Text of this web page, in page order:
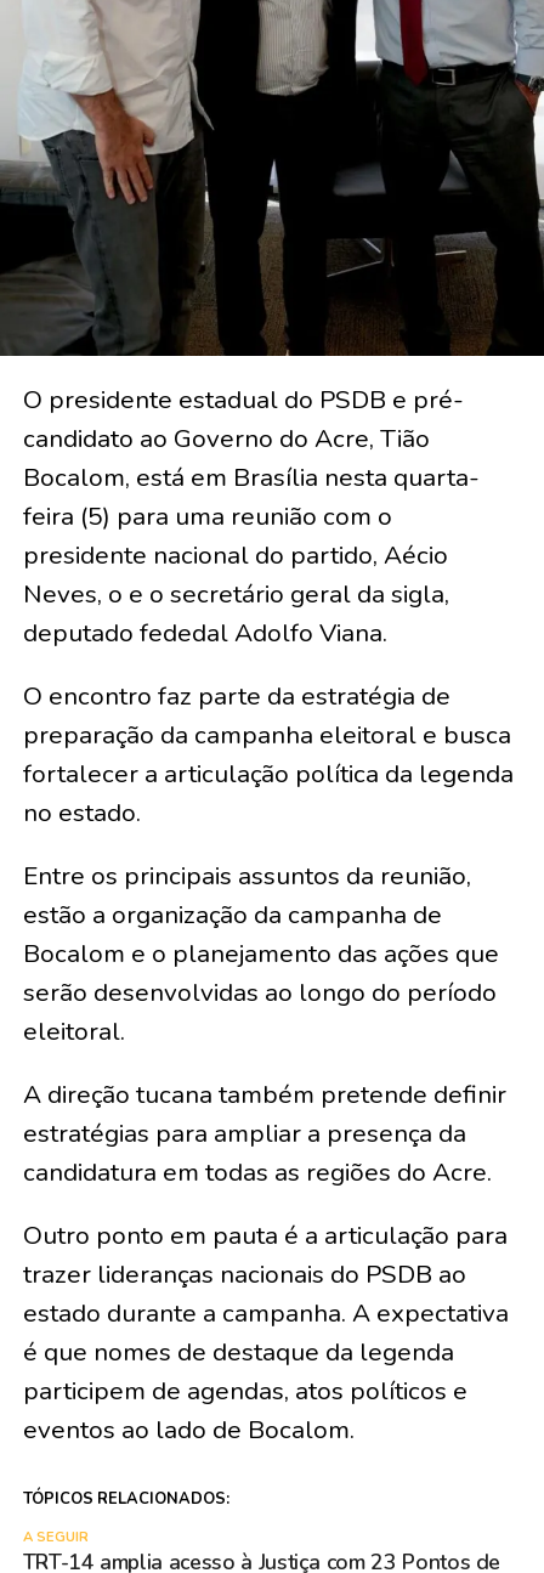
O presidente estadual do PSDB e pré-
candidato ao Governo do Acre, Tião
Bocalom, está em Brasília nesta quarta-
feira (5) para uma reunião com o
presidente nacional do partido, Aécio
Neves, o e o secretário geral da sigla,
deputado fededal Adolfo Viana.
O encontro faz parte da estratégia de
preparação da campanha eleitoral e busca
fortalecer a articulação política da legenda
no estado.
Entre os principais assuntos da reunião,
estão a organização da campanha de
Bocalom e o planejamento das ações que
serão desenvolvidas ao longo do período
eleitoral.
A direção tucana também pretende definir
estratégias para ampliar a presença da
candidatura em todas as regiões do Acre.
Outro ponto em pauta é a articulação para
trazer lideranças nacionais do PSDB ao
estado durante a campanha. A expectativa
é que nomes de destaque da legenda
participem de agendas, atos políticos e
eventos ao lado de Bocalom.
TÓPICOS RELACIONADOS:
A SEGUIR
TRT-14 amplia acesso à Justiça com 23 Pontos de